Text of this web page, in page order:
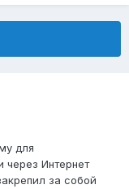
для
через Интернет
за собой